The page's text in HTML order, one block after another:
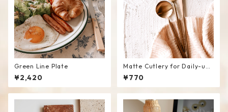
Green Line Plate
¥2,420
Matte Cutlery for Daily-use
#RoseGold
¥770